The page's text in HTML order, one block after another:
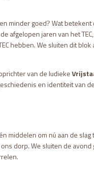
minder goed? Wat
afgelopen jaren van het
hebben. We sluiten dit blok
van de ludieke
en identiteit van
om nú aan de slag
dorp. ​We sluiten de avond